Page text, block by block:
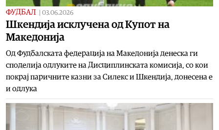
ФУДБАЛ 03.06.2026
Шкендија исклучена од Купот на
Македонија
Од Фудбалската федерација на Македонија денеска ги
споделија одлуките на Дисциплинската комисија, со кои
покрај паричните казни за Силекс и Шкендија, донесена е
и одлука